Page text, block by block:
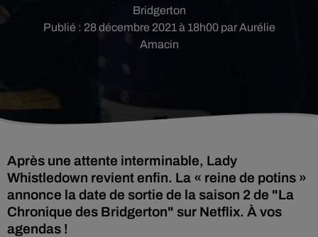
Publié : 28 décembre 2021 à 18h00 par Aurélie
Amacin
Bridgerton
Après une attente interminable, Lady
Whistledown revient enfin. La « reine de potins »
annonce la date de sortie de la saison 2 de "La
Chronique des Bridgerton" sur Netflix. À vos
agendas !